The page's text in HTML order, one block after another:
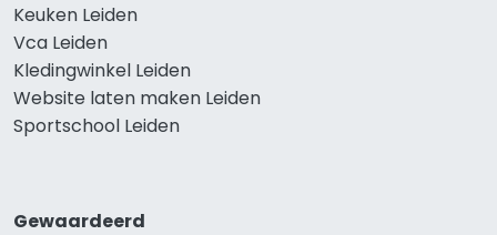
Keuken Leiden
Vca Leiden
Kledingwinkel Leiden
Website laten maken Leiden
Sportschool Leiden
Gewaardeerd